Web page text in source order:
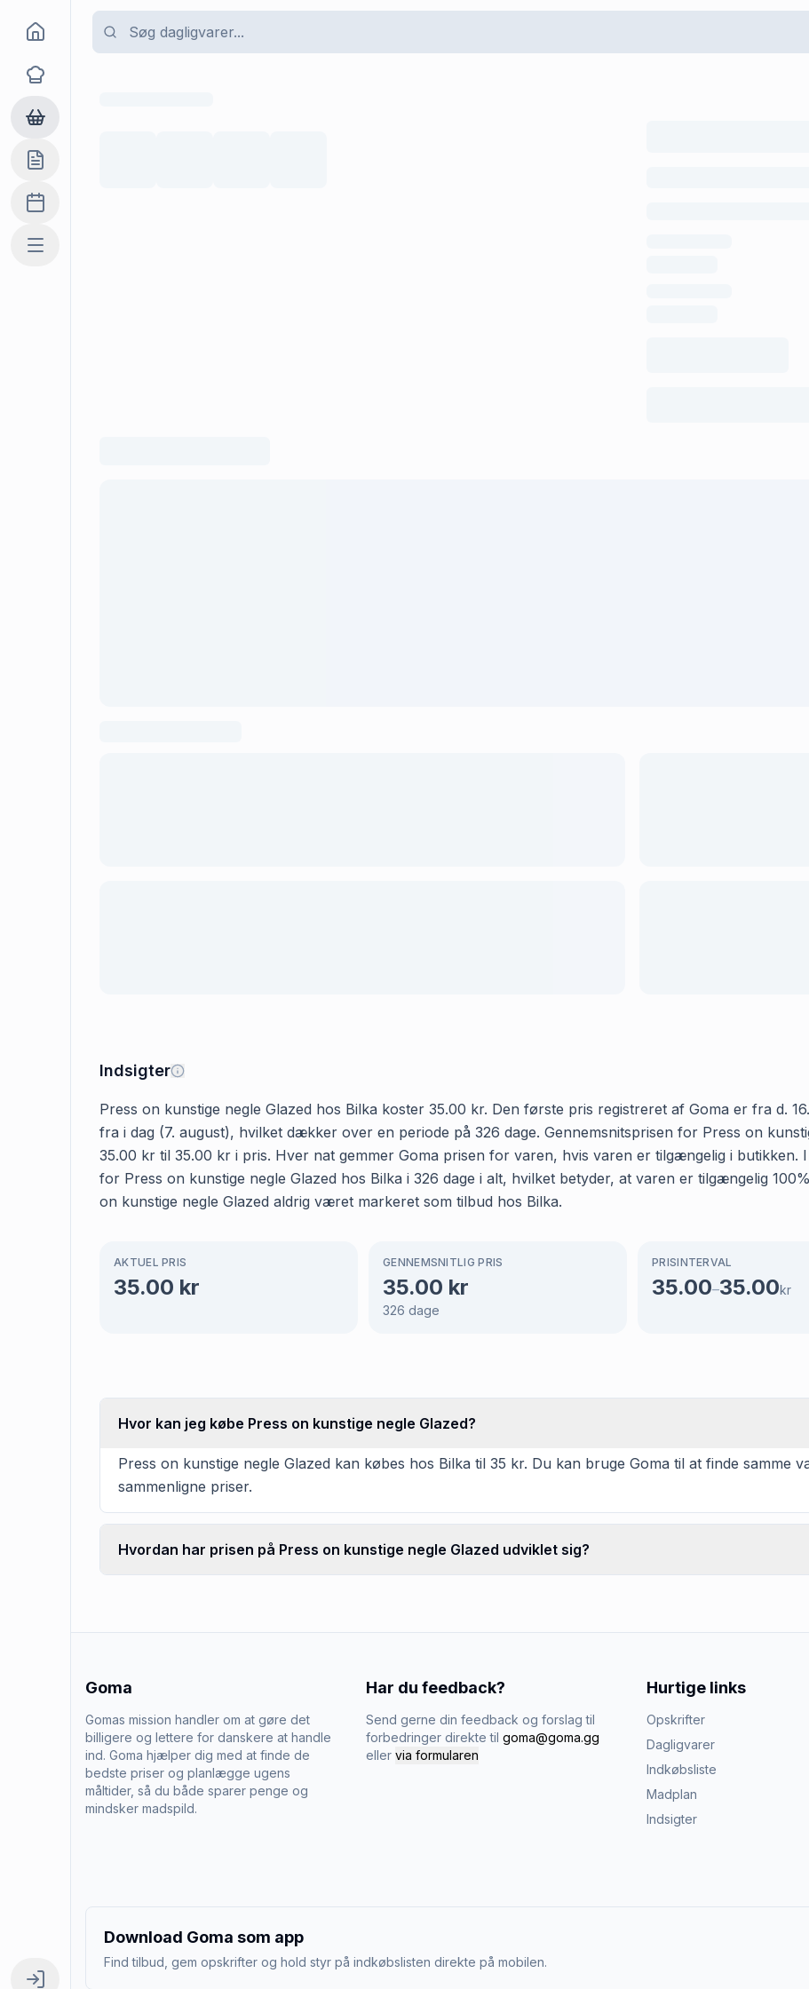
Goma
Opskrifter
Dagligvarer
Indkøbslisten
Madplan
Mere
Indsigter
Press on kunstige negle Glazed hos Bilka koster 35.00 kr. Den første pris registreret af Goma er fra d.
fra i dag (7. august), hvilket dækker over en periode på 326 dage. Gennemsnitsprisen for Press on
35.00 kr til 35.00 kr i pris. Hver nat gemmer Goma prisen for varen, hvis varen er tilgængelig i butikken.
for Press on kunstige negle Glazed hos Bilka i 326 dage i alt, hvilket betyder, at varen er tilgængelig
on kunstige negle Glazed aldrig været markeret som tilbud hos Bilka.
AKTUEL PRIS
35.00 kr
GENNEMSNITLIG PRIS
35.00 kr
326 dage
PRISINTERVAL
35.00–35.00kr
Hvor kan jeg købe Press on kunstige negle Glazed?
Press on kunstige negle Glazed kan købes hos Bilka til 35 kr. Du kan bruge Goma til at finde samme
sammenligne priser.
Hvordan har prisen på Press on kunstige negle Glazed udviklet sig?
Goma
Gomas mission handler om at gøre det
billigere og lettere for danskere at handle
ind. Goma hjælper dig med at finde de
bedste priser og planlægge ugens
måltider, så du både sparer penge og
mindsker madspild.
Har du feedback?
Send gerne din feedback og forslag til
forbedringer direkte til goma@goma.gg
eller via formularen
Hurtige links
Opskrifter
Dagligvarer
Indkøbsliste
Madplan
Indsigter
Download Goma som app
Find tilbud, gem opskrifter og hold styr på indkøbslisten direkte på mobilen.